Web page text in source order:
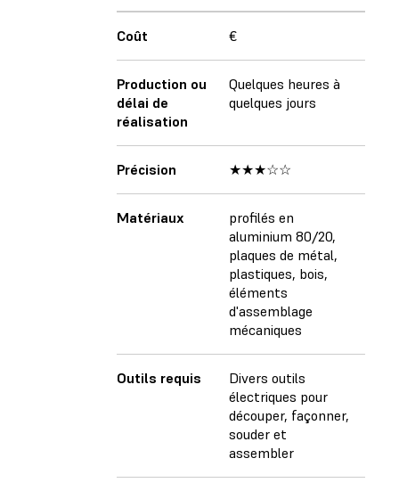
Coût €
Production ou
délai de
réalisation
Quelques heures à
quelques jours
Précision ★★★☆☆
Matériaux
profilés en
aluminium 80/20,
plaques de métal,
plastiques, bois,
éléments
d'assemblage
mécaniques
Outils requis
Divers outils
électriques pour
découper, façonner,
souder et
assembler